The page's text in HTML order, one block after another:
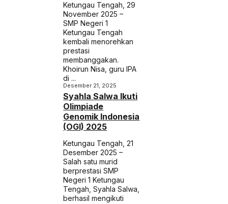
Ketungau Tengah, 29
November 2025 –
SMP Negeri 1
Ketungau Tengah
kembali menorehkan
prestasi
membanggakan.
Khoirun Nisa, guru IPA
di ...
Desember 21, 2025
Syahla Salwa Ikuti
Olimpiade
Genomik Indonesia
(OGI) 2025
Ketungau Tengah, 21
Desember 2025 –
Salah satu murid
berprestasi SMP
Negeri 1 Ketungau
Tengah, Syahla Salwa,
berhasil mengikuti